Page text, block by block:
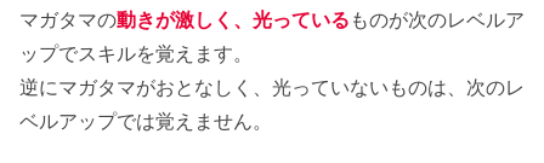
マガタマの動きが激しく、光っている ものが次のレベルア
ップでスキルを覚えます。
逆にマガタマがおとなしく、光っていないものは、次のレ
ベルアップでは覚えません。